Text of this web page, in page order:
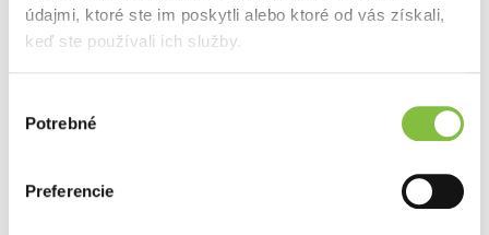
údajmi, ktoré ste im poskytli alebo ktoré od vás získali,
keď ste používali ich služby.
súhlasu
Potrebné
Preferencie